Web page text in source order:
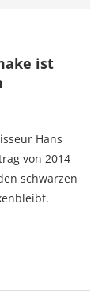
ist
Hans
von 2014
schwarzen